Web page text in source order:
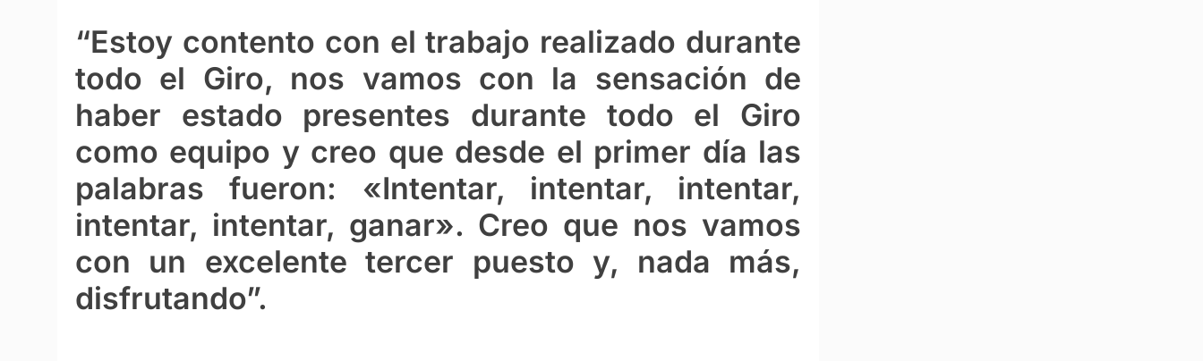
“Estoy contento con el trabajo realizado durante
todo el Giro, nos vamos con la sensación de
haber estado presentes durante todo el Giro
como equipo y creo que desde el primer día las
palabras fueron: «Intentar, intentar, intentar,
intentar, intentar, ganar». Creo que nos vamos
con un excelente tercer puesto y, nada más,
disfrutando”.